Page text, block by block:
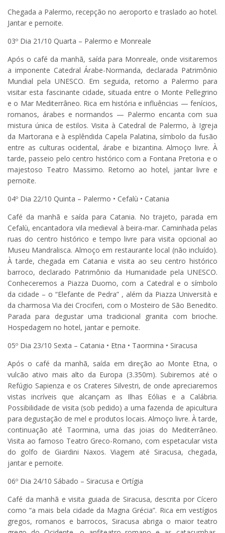
Chegada a Palermo, recepção no aeroporto e traslado ao hotel.
Jantar e pernoite.
03º Dia 21/10 Quarta – Palermo e Monreale
Após o café da manhã, saída para Monreale, onde visitaremos
a imponente Catedral Árabe-Normanda, declarada Patrimônio
Mundial pela UNESCO. Em seguida, retorno a Palermo para
visitar esta fascinante cidade, situada entre o Monte Pellegrino
e o Mar Mediterrâneo. Rica em história e influências — fenícios,
romanos, árabes e normandos — Palermo encanta com sua
mistura única de estilos. Visita à Catedral de Palermo, à Igreja
da Martorana e à esplêndida Capela Palatina, símbolo da fusão
entre as culturas ocidental, árabe e bizantina. Almoço livre. À
tarde, passeio pelo centro histórico com a Fontana Pretoria e o
majestoso Teatro Massimo. Retorno ao hotel, jantar livre e
pernoite.
04º Dia 22/10 Quinta – Palermo • Cefalù • Catania
Café da manhã e saída para Catania. No trajeto, parada em
Cefalù, encantadora vila medieval à beira-mar. Caminhada pelas
ruas do centro histórico e tempo livre para visita opcional ao
Museu Mandralisca. Almoço em restaurante local (não incluído).
À tarde, chegada em Catania e visita ao seu centro histórico
barroco, declarado Patrimônio da Humanidade pela UNESCO.
Conheceremos a Piazza Duomo, com a Catedral e o símbolo
da cidade – o “Elefante de Pedra” , além da Piazza Università e
da charmosa Via dei Crociferi, com o Mosteiro de São Benedito.
Parada para degustar uma tradicional granita com brioche.
Hospedagem no hotel, jantar e pernoite.
05º Dia 23/10 Sexta – Catania • Etna • Taormina • Siracusa
Após o café da manhã, saída em direção ao Monte Etna, o
vulcão ativo mais alto da Europa (3.350m). Subiremos até o
Refúgio Sapienza e os Crateres Silvestri, de onde apreciaremos
vistas incríveis que alcançam as Ilhas Eólias e a Calábria.
Possibilidade de visita (sob pedido) a uma fazenda de apicultura
para degustação de mel e produtos locais. Almoço livre. À tarde,
continuação até Taormina, uma das joias do Mediterrâneo.
Visita ao famoso Teatro Greco-Romano, com espetacular vista
do golfo de Giardini Naxos. Viagem até Siracusa, chegada,
jantar e pernoite.
06º Dia 24/10 Sábado – Siracusa e Ortígia
Café da manhã e visita guiada de Siracusa, descrita por Cícero
como “a mais bela cidade da Magna Grécia”. Rica em vestígios
gregos, romanos e barrocos, Siracusa abriga o maior teatro